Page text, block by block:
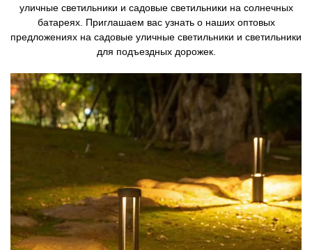
уличные светильники и садовые светильники на солнечных
батареях. Приглашаем вас узнать о наших оптовых
предложениях на садовые уличные светильники и светильники
для подъездных дорожек.